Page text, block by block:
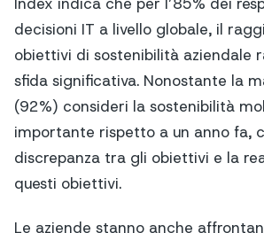
decisioni IT a livello globale, il
obiettivi di sostenibilità aziendale
sfida significativa. Nonostante la
(92%) consideri la sostenibilità
importante rispetto a un anno fa,
discrepanza tra gli obiettivi e la
questi obiettivi.
Le aziende stanno anche